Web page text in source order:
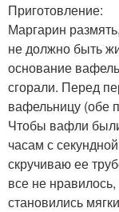
Приготовление:
Маргарин
не должно быть
основание
сгорали. Перед
вафельницу (обе
Чтобы вафли
часам с
скручиваю ее
все не
становились